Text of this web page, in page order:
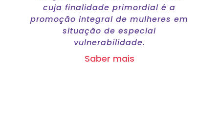
cuja finalidade primordial é a
promoção integral de mulheres em
situação de especial
vulnerabilidade.
Saber mais